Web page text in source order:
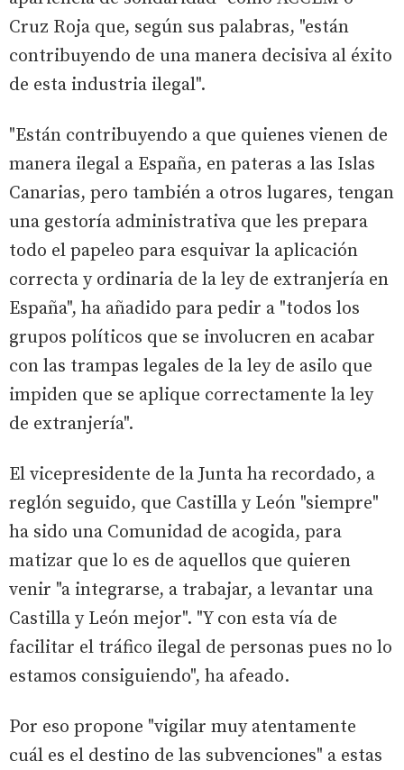
Cruz Roja que, según sus palabras, "están
contribuyendo de una manera decisiva al éxito
de esta industria ilegal".
"Están contribuyendo a que quienes vienen de
manera ilegal a España, en pateras a las Islas
Canarias, pero también a otros lugares, tengan
una gestoría administrativa que les prepara
todo el papeleo para esquivar la aplicación
correcta y ordinaria de la ley de extranjería en
España", ha añadido para pedir a "todos los
grupos políticos que se involucren en acabar
con las trampas legales de la ley de asilo que
impiden que se aplique correctamente la ley
de extranjería".
El vicepresidente de la Junta ha recordado, a
reglón seguido, que Castilla y León "siempre"
ha sido una Comunidad de acogida, para
matizar que lo es de aquellos que quieren
venir "a integrarse, a trabajar, a levantar una
Castilla y León mejor". "Y con esta vía de
facilitar el tráfico ilegal de personas pues no lo
estamos consiguiendo", ha afeado.
Por eso propone "vigilar muy atentamente
cuál es el destino de las subvenciones" a estas